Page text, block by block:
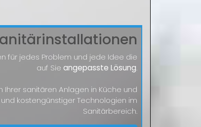
für jedes Problem und jede Idee die
auf Sieangepasste Lösung.
Ihrer sanitären Anlagen in Küche und
kostengünstiger Technologien im
Sanitärbereich.